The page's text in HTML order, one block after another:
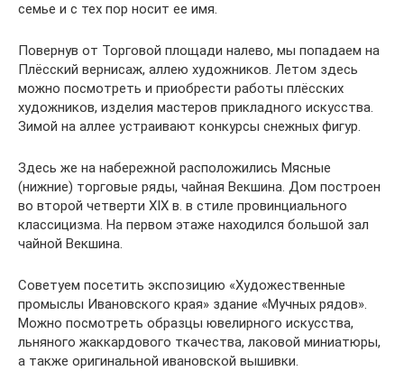
семье и с тех пор носит ее имя.
Повернув от Торговой площади налево, мы попадаем на
Плёсский вернисаж, аллею художников. Летом здесь
можно посмотреть и приобрести работы плёсских
художников, изделия мастеров прикладного искусства.
Зимой на аллее устраивают конкурсы снежных фигур.
Здесь же на набережной расположились Мясные
(нижние) торговые ряды, чайная Векшина. Дом построен
во второй четверти XIX в. в стиле провинциального
классицизма. На первом этаже находился большой зал
чайной Векшина.
Советуем посетить экспозицию «Художественные
промыслы Ивановского края» здание «Мучных рядов».
Можно посмотреть образцы ювелирного искусства,
льняного жаккардового ткачества, лаковой миниатюры,
а также оригинальной ивановской вышивки.